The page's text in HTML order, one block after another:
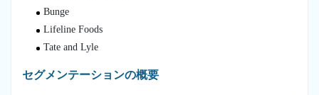
Bunge
Lifeline Foods
Tate and Lyle
セグメンテーションの概要